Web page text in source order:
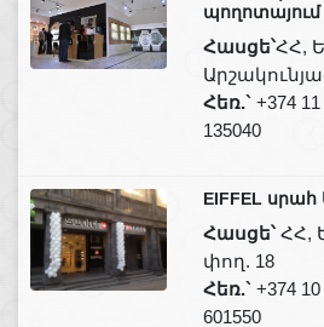
պողոտայում
Հասցե՝ՀՀ,
Հեռ.` +374
135040
EIFFEL
Հասցե՝ՀՀ,
փող. 18
Հեռ.` +374
601550